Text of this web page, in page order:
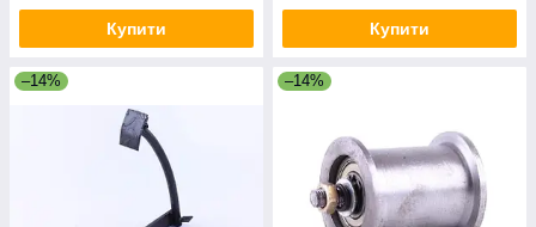
Купити Купити
–14% –14%